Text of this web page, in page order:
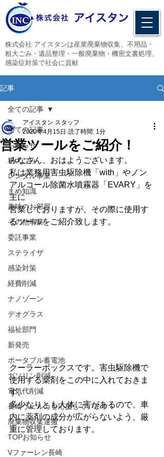
​株式会社 アイスタンは産業廃棄物収集、不用品・
粗大ごみ・遺品整理・一般廃棄物・機密文書処理、
感染症対策で社会に貢献
記事
全ての記事
お知らせ
粗大ごみ
レンタル事業
まめ知識
趣味のお部屋
その他事業
委託事業
ステライザ
感染対策
経費削減
ナノゾーン
デオグラス
福祉部門
新発売
ポータブル蓄電池
ガソリン削減
電気代削減
長崎ヴェルカを応援しています！
廃棄物収集運搬
TOPお知らせ
Vファーレン長崎
全ての記事
営業ツールをご紹介！
アイスタン スタッフ
2020年4月15日 読了時間: 1分
みなさん、おはようございます。
私は業務用害虫駆除機「with」やノン
アルコール除菌水噴霧器「EVARY」を
主に
営業しておりますが、その際に使用す
るツールをご紹介致します。
クーラーボックスです。害虫駆除機で
使用する薬剤をこの中に入れておきま
す。
多少なりとも人体に害があるので、車
内に薬剤の成分が広がらないよう、厳
重に管理しております。